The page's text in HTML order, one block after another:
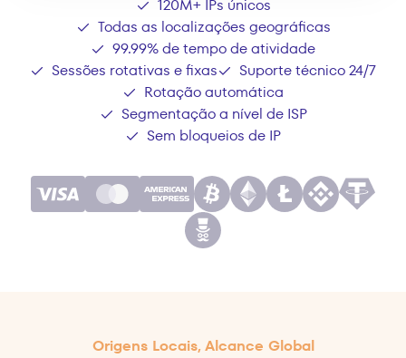
120M+ IPs únicos
Todas as localizações geográficas
99.99% de tempo de atividade
Sessões rotativas e fixas
Suporte técnico 24/7
Rotação automática
Segmentação a nível de ISP
Sem bloqueios de IP
Origens Locais, Alcance Global